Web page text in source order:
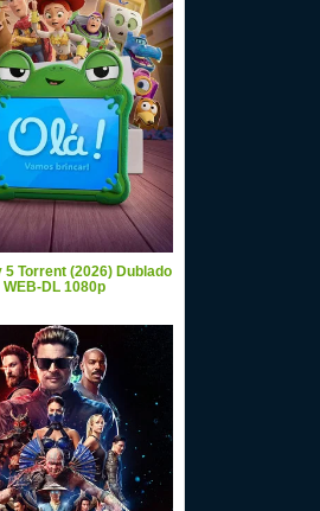
5 Torrent (2026) Dublado
WEB-DL 1080p